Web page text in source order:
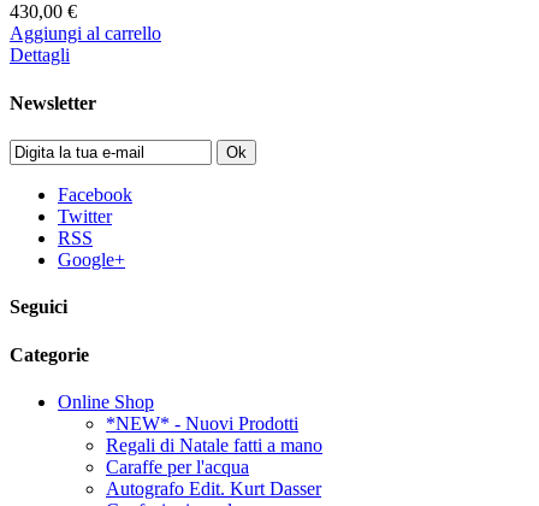
430,00 €
Aggiungi al carrello
Dettagli
Newsletter
Ok
Facebook
Twitter
RSS
Google+
Seguici
Categorie
Online Shop
*NEW* - Nuovi Prodotti
Regali di Natale fatti a mano
Caraffe per l'acqua
Autografo Edit. Kurt Dasser